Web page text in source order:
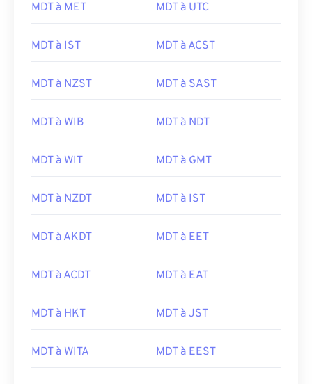
MDT à MET MDT à UTC
MDT à IST MDT à ACST
MDT à NZST MDT à SAST
MDT à WIB MDT à NDT
MDT à WIT MDT à GMT
MDT à NZDT MDT à IST
MDT à AKDT MDT à EET
MDT à ACDT MDT à EAT
MDT à HKT MDT à JST
MDT à WITA MDT à EEST